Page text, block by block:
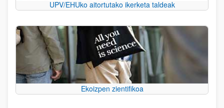
UPV/EHUko aitortutako ikerketa taldeak
Ekoizpen zientifikoa